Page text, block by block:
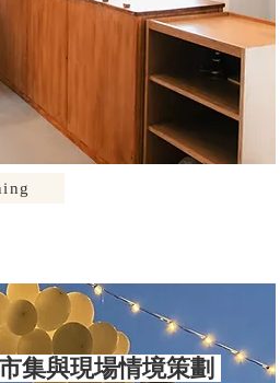
集與現場情境策劃